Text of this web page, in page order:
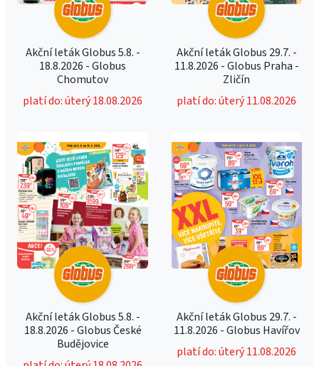
Akční leták Globus 5.8. -
18.8.2026 - Globus
Chomutov
platí do: úterý 18.08.2026
Akční leták Globus 29.7. -
11.8.2026 - Globus Praha -
Zličín
platí do: úterý 11.08.2026
Akční leták Globus 5.8. -
18.8.2026 - Globus České
Budějovice
Akční leták Globus 29.7. -
11.8.2026 - Globus Havířov
platí do: úterý 11.08.2026